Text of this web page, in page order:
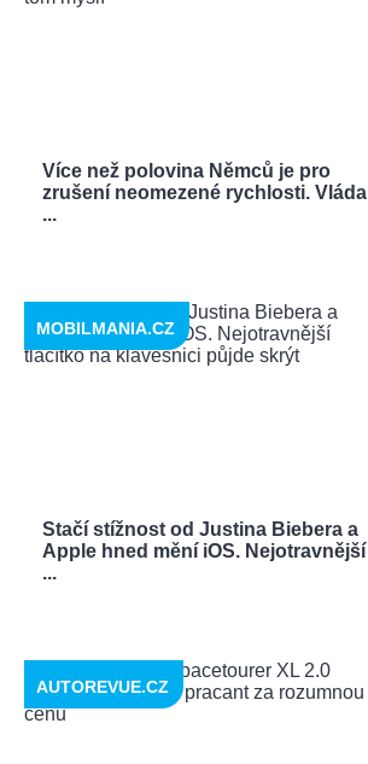
Více než polovina Němců je pro
zrušení neomezené rychlosti. Vláda
...
Stačí stížnost od Justina Biebera a
Apple hned mění iOS. Nejotravnější
...
MOBILMANIA.CZ
AUTOREVUE.CZ